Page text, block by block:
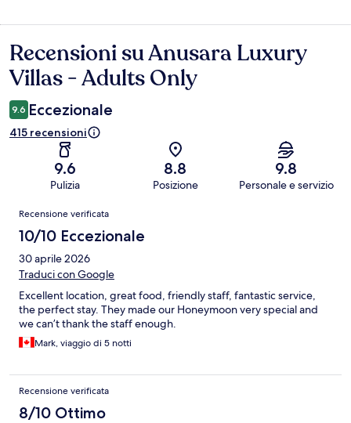
Recensioni
Recensioni su Anusara Luxury
Villas - Adults Only
9.6 Eccezionale
415 recensioni
9.6
Pulizia
8.8
Posizione
9.8
Personale e servizio
Recensioni
Recensione verificata
10/10 Eccezionale
30 aprile 2026
Traduci con Google
Excellent location, great food, friendly staff, fantastic service,
the perfect stay. They made our Honeymoon very special and
we can’t thank the staff enough.
Mark, viaggio di 5 notti
Recensione verificata
8/10 Ottimo